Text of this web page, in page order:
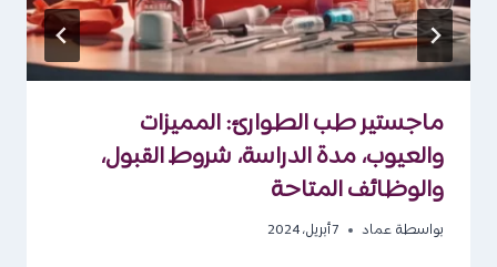
ماجستير طب الطوارئ: المميزات
والعيوب، مدة الدراسة، شروط القبول،
والوظائف المتاحة
بواسطة عماد 7 أبريل، 2024